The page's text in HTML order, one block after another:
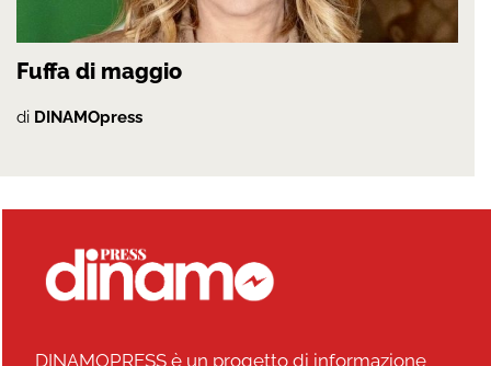
Fuffa di maggio
di DINAMOpress
DINAMOPRESS è un progetto di informazione